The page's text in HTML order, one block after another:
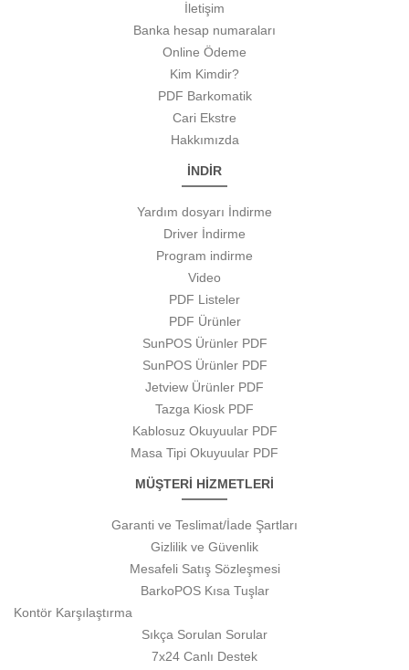
İletişim
Banka hesap numaraları
Online Ödeme
Kim Kimdir?
PDF Barkomatik
Cari Ekstre
Hakkımızda
İNDİR
Yardım dosyarı İndirme
Driver İndirme
Program indirme
Video
PDF Listeler
PDF Ürünler
SunPOS Ürünler PDF
SunPOS Ürünler PDF
Jetview Ürünler PDF
Tazga Kiosk PDF
Kablosuz Okuyuular PDF
Masa Tipi Okuyuular PDF
MÜŞTERİ HİZMETLERİ
Garanti ve Teslimat/İade Şartları
Gizlilik ve Güvenlik
Mesafeli Satış Sözleşmesi
BarkoPOS Kısa Tuşlar
Kontör Karşılaştırma
Sıkça Sorulan Sorular
7x24 Canlı Destek